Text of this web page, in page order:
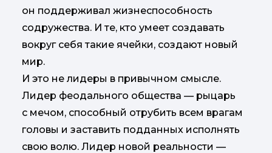
он поддерживал жизнеспособность
содружества. И те, кто умеет создавать
вокруг себя такие ячейки, создают новый
мир.
И это не лидеры в привычном смысле.
Лидер феодального общества — рыцарь
с мечом, способный отрубить всем врагам
головы и заставить подданных исполнять
свою волю. Лидер новой реальности —